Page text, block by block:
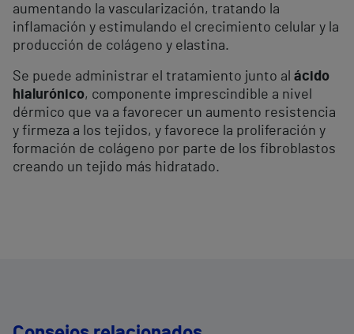
aumentando la vascularización, tratando la
inflamación y estimulando el crecimiento celular y la
producción de colágeno y elastina.
Se puede administrar el tratamiento junto al ácido
hialurónico, componente imprescindible a nivel
dérmico que va a favorecer un aumento resistencia
y firmeza a los tejidos, y favorece la proliferación y
formación de colágeno por parte de los fibroblastos
creando un tejido más hidratado.